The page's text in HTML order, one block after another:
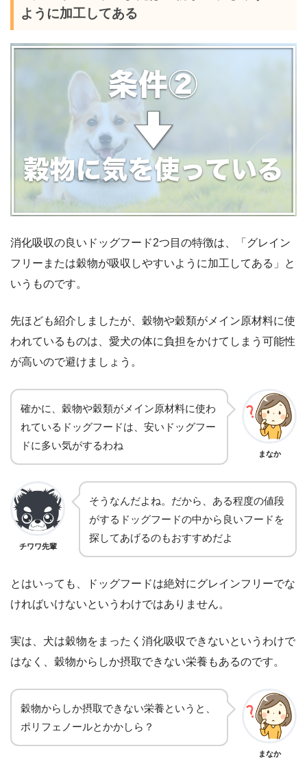
ように加工してある
消化吸収の良いドッグフード2つ目の特徴は、「グレイン
フリーまたは穀物が吸収しやすいように加工してある」と
いうものです。
先ほども紹介しましたが、穀物や穀類がメイン原材料に使
われているものは、愛犬の体に負担をかけてしまう可能性
が高いので避けましょう。
確かに、穀物や穀類がメイン原材料に使わ
れているドッグフードは、安いドッグフー
ドに多い気がするわね
まなか
チワワ先輩
そうなんだよね。だから、ある程度の値段
がするドッグフードの中から良いフードを
探してあげるのもおすすめだよ
とはいっても、ドッグフードは絶対にグレインフリーでな
ければいけないというわけではありません。
実は、犬は穀物をまったく消化吸収できないというわけで
はなく、穀物からしか摂取できない栄養もあるのです。
穀物からしか摂取できない栄養というと、
ポリフェノールとかかしら？
まなか